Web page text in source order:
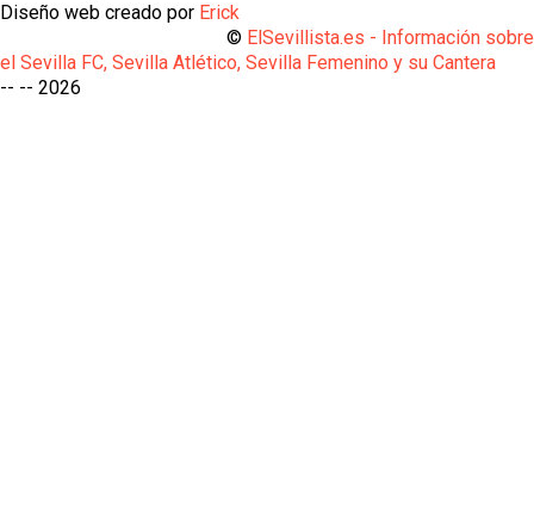
Diseño web creado por Erick
© ElSevillista.es - Información sobre
el Sevilla FC, Sevilla Atlético, Sevilla Femenino y su Cantera
-- -- 2026